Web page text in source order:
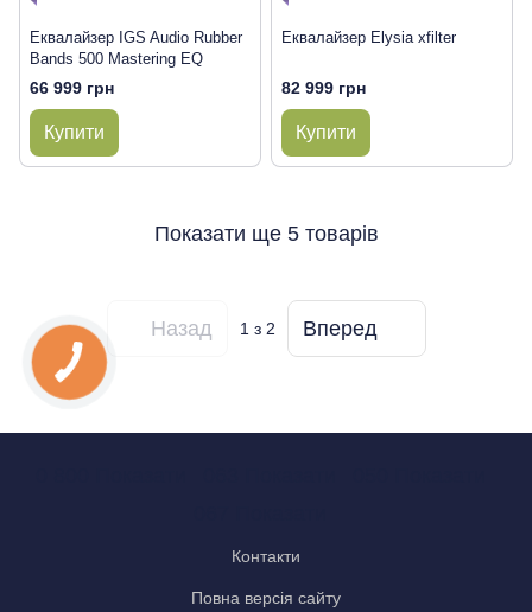
Еквалайзер IGS Audio Rubber
Bands 500 Mastering EQ
66 999 грн
Купити
Еквалайзер Elysia xfilter
82 999 грн
Купити
Показати ще 5 товарів
Назад 1з 2 Вперед
Контакти
Повна версія сайту